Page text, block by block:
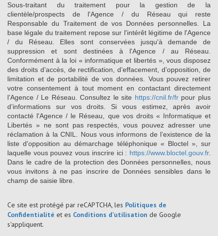
Sous-traitant du traitement pour la gestion de la
clientèle/prospects de l'Agence / du Réseau qui reste
Responsable du Traitement de vos Données personnelles. La
base légale du traitement repose sur l'intérêt légitime de l'Agence
/ du Réseau. Elles sont conservées jusqu'à demande de
suppression et sont destinées à l'Agence / au Réseau.
Conformément à la loi « informatique et libertés », vous disposez
des droits d’accès, de rectification, d’effacement, d’opposition, de
limitation et de portabilité de vos données. Vous pouvez retirer
votre consentement à tout moment en contactant directement
l’Agence / Le Réseau. Consultez le site https://cnil.fr/frpour plus
d’informations sur vos droits. Si vous estimez, après avoir
contacté l'Agence / le Réseau, que vos droits « Informatique et
Libertés » ne sont pas respectés, vous pouvez adresser une
réclamation à la CNIL. Nous vous informons de l’existence de la
liste d'opposition au démarchage téléphonique « Bloctel », sur
laquelle vous pouvez vous inscrire ici : https://www.bloctel.gouv.fr.
Dans le cadre de la protection des Données personnelles, nous
vous invitons à ne pas inscrire de Données sensibles dans le
champ de saisie libre.
Ce site est protégé par reCAPTCHA, les Politiques de
Confidentialité et es Conditions d'utilisation de Google
s'appliquent.